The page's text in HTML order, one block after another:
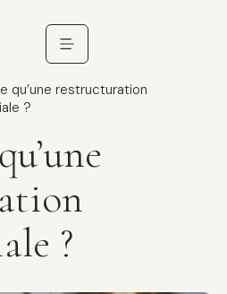
qu’une restructuration
?
?